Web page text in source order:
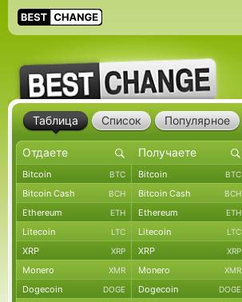
Таблица Список Популярное
Bitcoin BTC Bitcoin BTC
Bitcoin Cash BCH Bitcoin Cash BCH
Ethereum ETH Ethereum ETH
Litecoin LTC Litecoin LTC
XRP XRP XRP XRP
Monero XMR Monero XMR
Dogecoin DOGE Dogecoin DOGE